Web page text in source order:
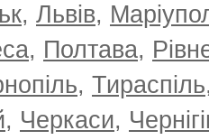
, Львів,
, Полтава,
, Тираспіль
, Черкаси,